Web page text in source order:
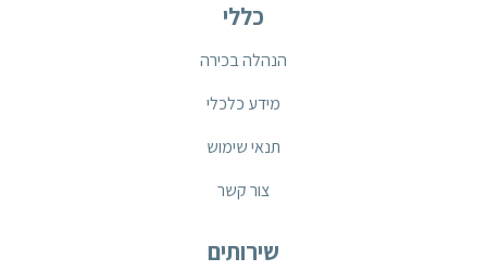
כללי
הנהלה בכירה
מידע כלכלי
תנאי שימוש
צור קשר
שירותים